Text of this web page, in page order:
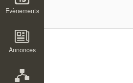
Evènements
Annonces